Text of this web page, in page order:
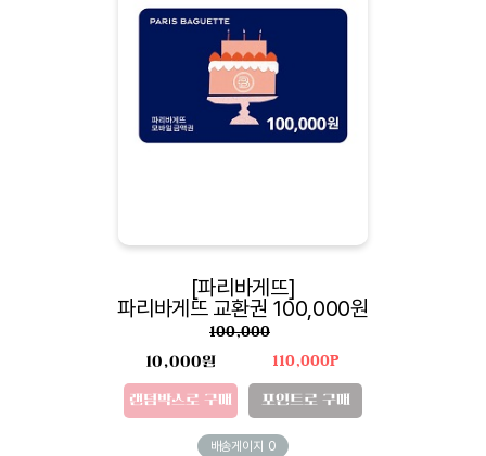
[파리바게뜨]
파리바게뜨 교환권 100,000원
100,000
10,000원
랜덤박스로 구매
110,000P
포인트로 구매
배송게이지 0